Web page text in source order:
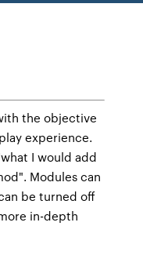
the objective
experience.
I would add
Modules can
be turned off
in-depth